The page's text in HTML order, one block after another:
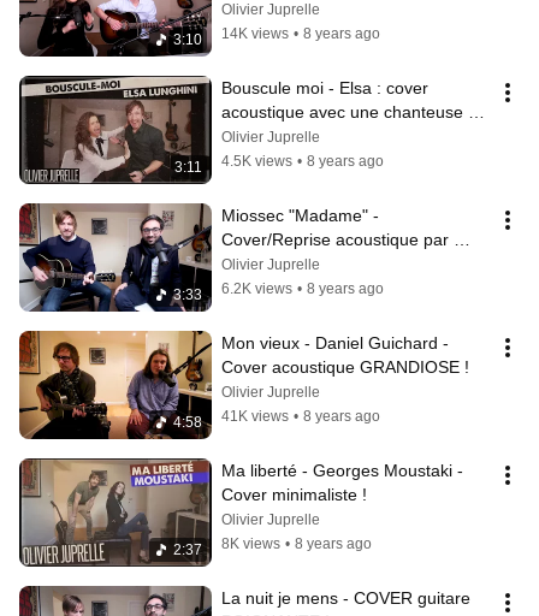
3:10
Olivier Juprelle
14K views • 8 years ago
3:11
Bouscule moi - Elsa : cover
acoustique avec une chanteuse à
la voix sublime !
Olivier Juprelle
4.5K views • 8 years ago
3:33
Miossec "Madame" -
Cover/Reprise acoustique par
David Brichard 🙂
Olivier Juprelle
6.2K views • 8 years ago
4:58
Mon vieux - Daniel Guichard -
Cover acoustique GRANDIOSE !
Olivier Juprelle
41K views • 8 years ago
2:37
Ma liberté - Georges Moustaki -
Cover minimaliste !
Olivier Juprelle
8K views • 8 years ago
La nuit je mens - COVER guitare